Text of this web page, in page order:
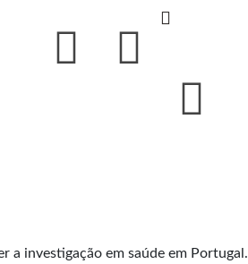
a investigação em saúde em Portugal.